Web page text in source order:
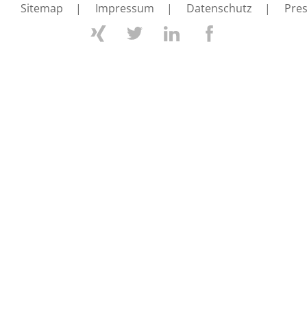
Sitemap
| Impressum | Datenschutz |